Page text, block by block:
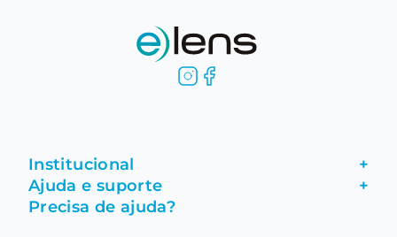
Institucional +
Fale conosco
Ajuda e suporte +
Precisa de ajuda?